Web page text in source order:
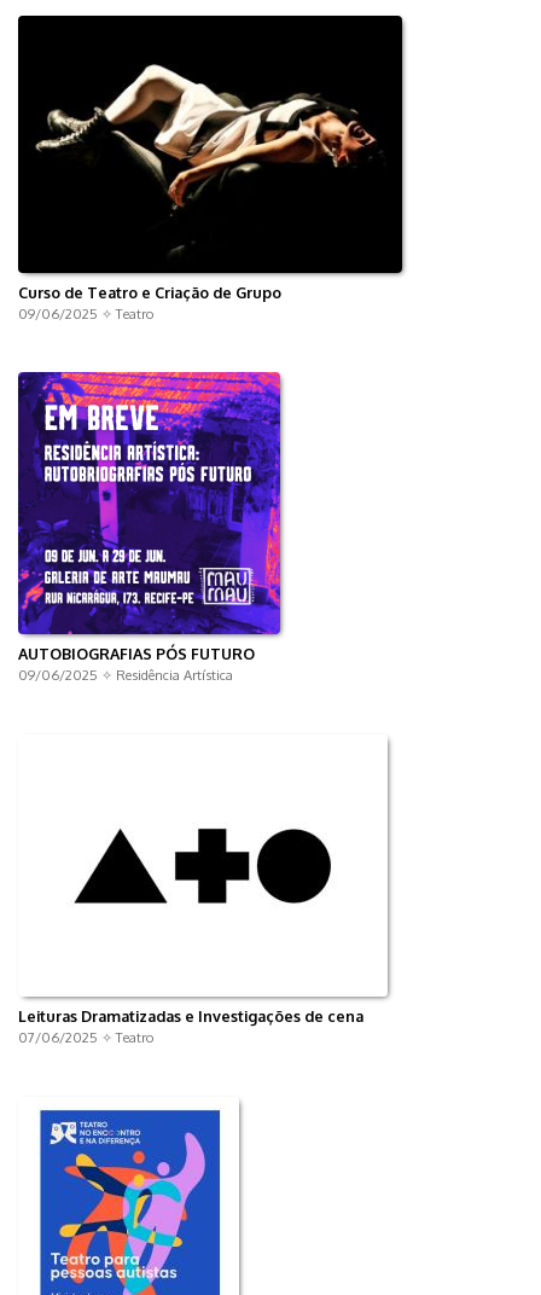
Curso de Teatro e Criação de Grupo
09/06/2025 ✧Teatro
AUTOBIOGRAFIAS PÓS FUTURO
09/06/2025 ✧ Residência Artística
Leituras Dramatizadas e Investigações de cena
07/06/2025 ✧Teatro